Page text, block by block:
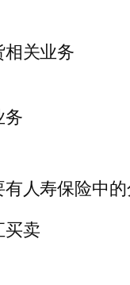
相关业务
务
人寿保险中
买卖